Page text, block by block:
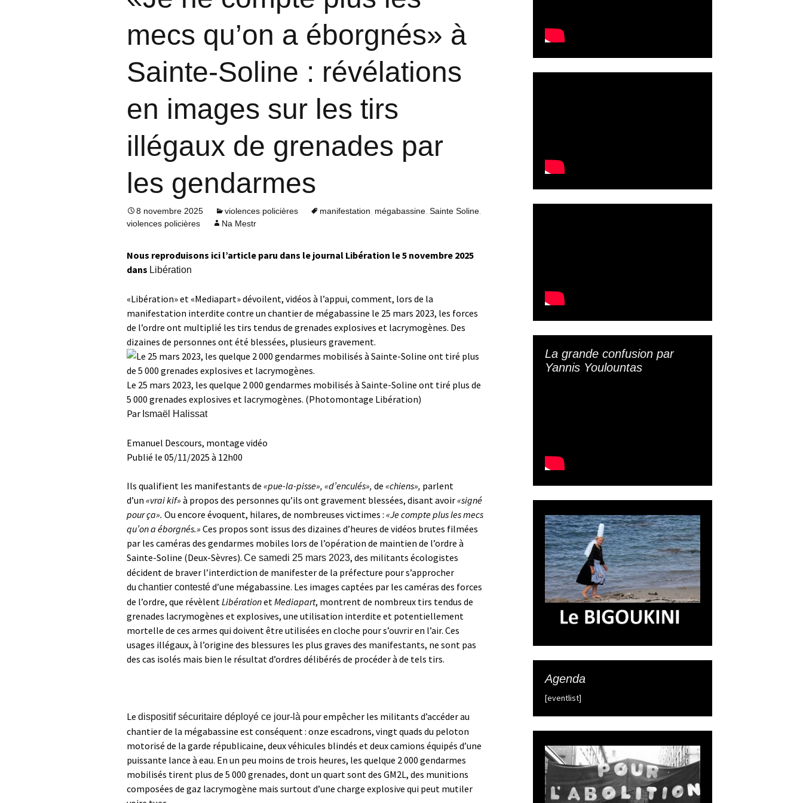
mecs qu’on a éborgnés» à
Sainte-Soline : révélations
en images sur les tirs
illégaux de grenades par
les gendarmes
8 novembre 2025 violences policières manifestation, mégabassine, Sainte Soline,
violences policières Na Mestr
Nous reproduisons ici l’article paru dans le journal Libération le 5 novembre 2025
dans Libération
«Libération» et «Mediapart» dévoilent, vidéos à l’appui, comment, lors de la
manifestation interdite contre un chantier de mégabassine le 25 mars 2023, les forces
de l’ordre ont multiplié les tirs tendus de grenades explosives et lacrymogènes. Des
dizaines de personnes ont été blessées, plusieurs gravement.
Le 25 mars 2023, les quelque 2 000 gendarmes mobilisés à Sainte-Soline ont tiré plus de
5 000 grenades explosives et lacrymogènes. (Photomontage Libération)
Par Ismaël Halissat
Emanuel Descours, montage vidéo
Publié le 05/11/2025 à 12h00
Ils qualifient les manifestants de «pue-la-pisse», «d’enculés», de «chiens», parlent
d’un «vrai kif» à propos des personnes qu’ils ont gravement blessées, disant avoir«signé
pour ça». Ou encore évoquent, hilares, de nombreuses victimes : «Je compte plus les mecs
qu’on a éborgnés.» Ces propos sont issus des dizaines d’heures de vidéos brutes filmées
par les caméras des gendarmes mobiles lors de l’opération de maintien de l’ordre à
Sainte-Soline (Deux-Sèvres). Ce samedi 25 mars 2023, des militants écologistes
décident de braver l’interdiction de manifester de la préfecture pour s’approcher
du chantier contestéd’une mégabassine. Les images captées par les caméras des forces
de l’ordre, que révèlentLibérationetMediapart, montrent de nombreux tirs tendus de
grenades lacrymogènes et explosives, une utilisation interdite et potentiellement
mortelle de ces armes qui doivent être utilisées en cloche pour s’ouvrir en l’air. Ces
usages illégaux, à l’origine des blessures les plus graves des manifestants, ne sont pas
des cas isolés mais bien le résultat d’ordres délibérés de procéder à de tels tirs.
Le dispositif sécuritaire déployé ce jour-là pour empêcher les militants d’accéder au
chantier de la mégabassine est conséquent : onze escadrons, vingt quads du peloton
motorisé de la garde républicaine, deux véhicules blindés et deux camions équipés d’une
puissante lance à eau. En un peu moins de trois heures, les quelque 2 000 gendarmes
mobilisés tirent plus de 5 000 grenades, dont un quart sont des GM2L, des munitions
composées de gaz lacrymogène mais surtout d’une charge explosive qui peut mutiler
La grande confusion par
Yannis Youlountas
Agenda
[eventlist]